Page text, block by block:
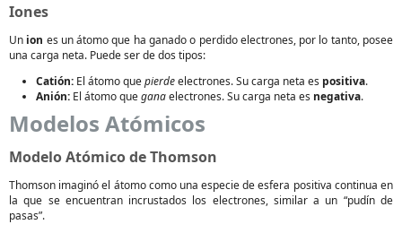
Iones
Un ion es un átomo que ha ganado o perdido electrones, por lo tanto, posee
una carga neta. Puede ser de dos tipos:
Catión: El átomo quepierdeelectrones. Su carga neta es positiva.
Anión: El átomo queganaelectrones. Su carga neta es negativa.
Modelos Atómicos
Modelo Atómico de Thomson
Thomson imaginó el átomo como una especie de esfera positiva continua en
la que se encuentran incrustados los electrones, similar a un “pudín de
pasas”.